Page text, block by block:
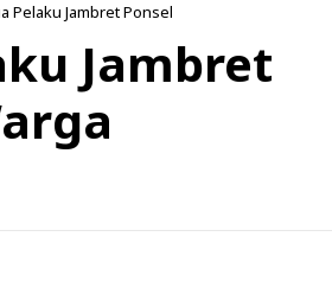
Pelaku Jambret Ponsel
Jambret